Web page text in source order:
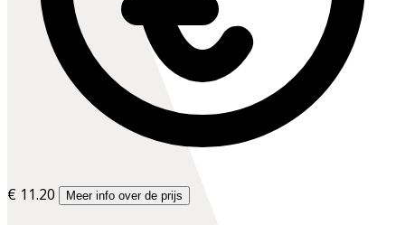
€ 11.20 Meer info over de prijs